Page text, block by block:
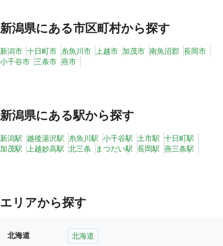
新潟県にある市区町村から探す
新潟市 十日町市 糸魚川市 上越市 加茂市 南魚沼郡 長岡市
小千谷市 三条市 燕市
新潟県にある駅から探す
新潟駅 越後湯沢駅 糸魚川駅 小千谷駅 土市駅 十日町駅
加茂駅 上越妙高駅 北三条 まつだい駅 長岡駅 燕三条駅
エリアから探す
北海道 北海道